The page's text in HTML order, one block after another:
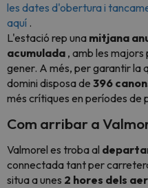
les dates d'obertura i
aquí .
L'estació rep una mitjana
acumulada , amb les
gener. A més, per garantir la
domini disposa de 396
més crítiques en períodes de
Com arribar a
Valmorel es troba al
connectada tant per
situa a unes 2 hores dels